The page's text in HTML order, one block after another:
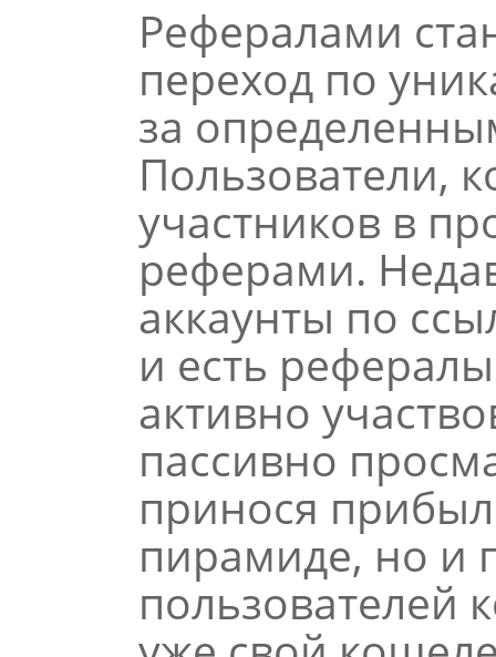
Рефералами
переход по
за
Пользователи,
участников в
реферами.
аккаунты по
и есть
активно
пассивно
принося
пирамиде, но и
пользователей